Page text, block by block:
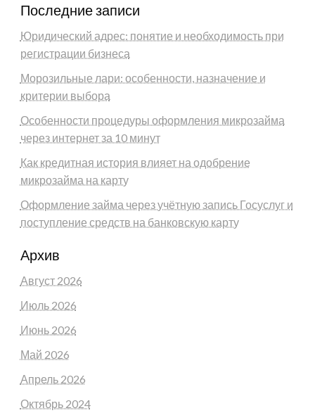
Последние записи
Юридический адрес: понятие и необходимость при
регистрации бизнеса
Морозильные лари: особенности, назначение и
критерии выбора
Особенности процедуры оформления микрозайма
через интернет за 10 минут
Как кредитная история влияет на одобрение
микрозайма на карту
Оформление займа через учётную запись Госуслуг и
поступление средств на банковскую карту
Архив
Август 2026
Июль 2026
Июнь 2026
Май 2026
Апрель 2026
Октябрь 2024